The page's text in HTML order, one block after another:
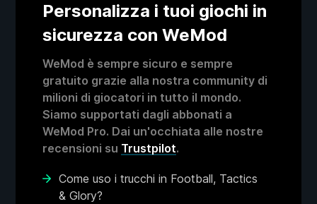
Personalizza i tuoi giochi in
sicurezza con WeMod
WeMod è sempre sicuro e sempre
gratuito grazie alla nostra community di
milioni di giocatori in tutto il mondo.
Siamo supportati dagli abbonati a
WeMod Pro. Dai un'occhiata alle nostre
recensioni su Trustpilot.
Come uso i trucchi in Football, Tactics
& Glory?